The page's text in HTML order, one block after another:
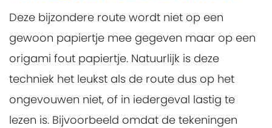
Deze bijzondere route wordt niet op een
gewoon papiertje mee gegeven maar op een
origami fout papiertje. Natuurlijk is deze
techniek het leukst als de route dus op het
ongevouwen niet, of in iedergeval lastig te
lezen is. Bijvoorbeeld omdat de tekeningen